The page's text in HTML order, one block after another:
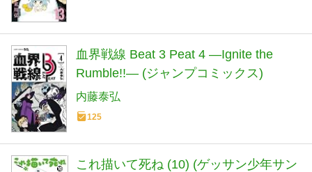
血界戦線 Beat 3 Peat 4 ―Ignite the
Rumble!!― (ジャンプコミックス)
内藤泰弘
125
これ描いて死ね (10) (ゲッサン少年サン